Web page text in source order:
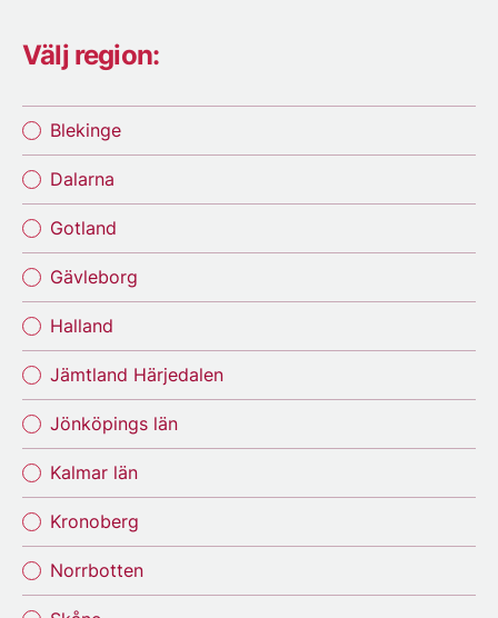
Välj region:
Blekinge
Dalarna
Gotland
Gävleborg
Halland
Jämtland Härjedalen
Jönköpings län
Kalmar län
Kronoberg
Norrbotten